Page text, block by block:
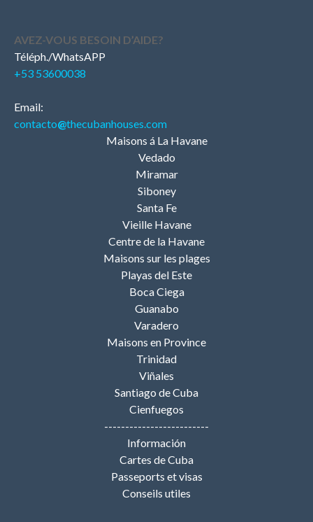
AVEZ-VOUS BESOIN D’AIDE?
Téléph./WhatsAPP
+53 53600038
Email:
contacto@thecubanhouses.com
Maisons á La Havane
Vedado
Miramar
Siboney
Santa Fe
Vieille Havane
Centre de la Havane
Maisons sur les plages
Playas del Este
Boca Ciega
Guanabo
Varadero
Maisons en Province
Trinidad
Viñales
Santiago de Cuba
Cienfuegos
-------------------------
Información
Cartes de Cuba
Passeports et visas
Conseils utiles